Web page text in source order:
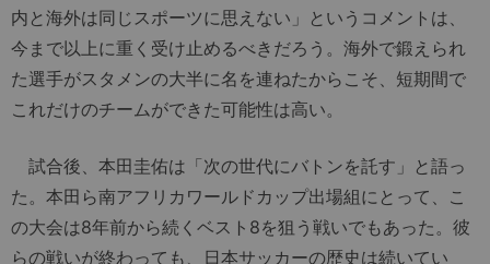
内と海外は同じスポーツに思えない」というコメントは、
今まで以上に重く受け止めるべきだろう。海外で鍛えられ
た選手がスタメンの大半に名を連ねたからこそ、短期間で
これだけのチームができた可能性は高い。
試合後、本田圭佑は「次の世代にバトンを託す」と語っ
た。本田ら南アフリカワールドカップ出場組にとって、こ
の大会は8年前から続くベスト8を狙う戦いでもあった。彼
らの戦いが終わっても、日本サッカーの歴史は続いてい